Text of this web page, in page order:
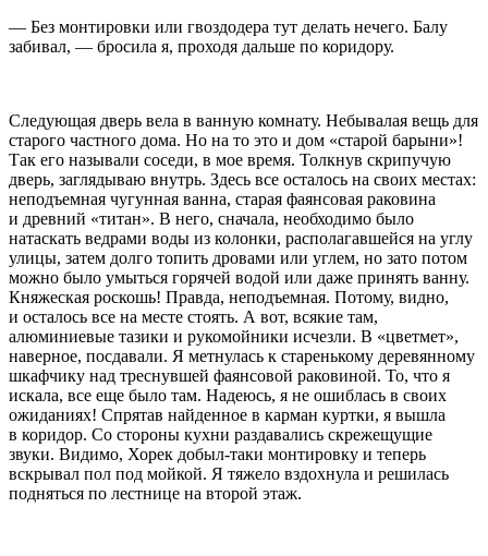
— Без монтировки или гвоздодера тут делать нечего. Балу
забивал, — бросила я, проходя дальше по коридору.
Следующая дверь вела в ванную комнату. Небывалая вещь для
старого частного дома. Но на то это и дом «старой барыни»!
Так его называли соседи, в мое время. Толкнув скрипучую
дверь, заглядываю внутрь. Здесь все осталось на своих местах:
неподъемная чугунная ванна, старая фаянсовая раковина
и древний «титан». В него, сначала, необходимо было
натаскать ведрами воды из колонки, располагавшейся на углу
улицы, затем долго топить дровами или углем, но зато потом
можно было умыться горячей водой или даже принять ванну.
Княжеская роскошь! Правда, неподъемная. Потому, видно,
и осталось все на месте стоять. А вот, всякие там,
алюминиевые тазики и рукомойники исчезли. В «цветмет»,
наверное, посдавали. Я метнулась к старенькому деревянному
шкафчику над треснувшей фаянсовой раковиной. То, что я
искала, все еще было там. Надеюсь, я не ошиблась в своих
ожиданиях! Спрятав найденное в карман куртки, я вышла
в коридор. Со стороны кухни раздавались скрежещущие
звуки. Видимо, Хорек добыл-таки монтировку и теперь
вскрывал пол под мойкой. Я тяжело вздохнула и решилась
подняться по лестнице на второй этаж.